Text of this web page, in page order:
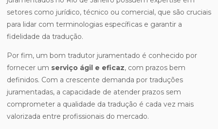
setores como jurídico, técnico ou comercial, que são cruciais
para lidar com terminologias específicas e garantir a
fidelidade da tradução.
Por fim, um bom tradutor juramentado é conhecido por
fornecer um serviço ágil e eficaz, com prazos bem
definidos. Com a crescente demanda por traduções
juramentadas, a capacidade de atender prazos sem
comprometer a qualidade da tradução é cada vez mais
valorizada entre profissionais do mercado.